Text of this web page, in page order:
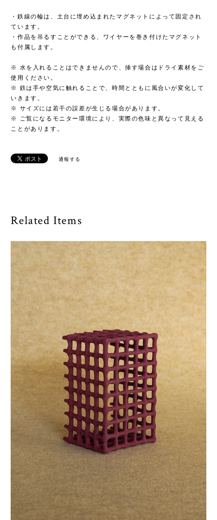
・鉄線の輪は、土台に埋め込まれたマグネットによって固定され
ています。
・作品を吊るすことができる、ワイヤーを巻き付けたマグネット
も付属します。
※ 水を入れることはできませんので、挿す場合はドライ素材をご
使用ください。
※ 鉄は手や空気に触れることで、時間とともに風合いが変化して
いきます。
※ サイズには若干の誤差が生じる場合があります。
※ ご覧になるモニター環境により、実際の色味と異なって見える
ことがあります。
通報する
Related Items